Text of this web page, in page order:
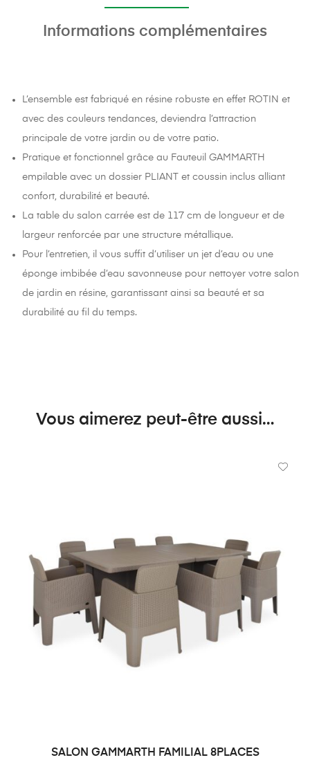
Informations complémentaires
L’ensemble est fabriqué en résine robuste en effet ROTIN et
avec des couleurs tendances, deviendra l’attraction
principale de votre jardin ou de votre patio.
Pratique et fonctionnel grâce au Fauteuil GAMMARTH
empilable avec un dossier PLIANT et coussin inclus alliant
confort, durabilité et beauté.
La table du salon carrée est de 117 cm de longueur et de
largeur renforcée par une structure métallique.
Pour l’entretien, il vous suffit d’utiliser un jet d’eau ou une
éponge imbibée d’eau savonneuse pour nettoyer votre salon
de jardin en résine, garantissant ainsi sa beauté et sa
durabilité au fil du temps.
Vous aimerez peut-être aussi…
SALON GAMMARTH FAMILIAL 8PLACES